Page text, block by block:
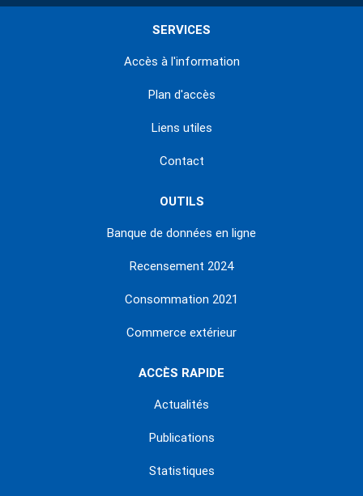
SERVICES
Accès à l'information
Plan d'accès
Liens utiles
Contact
OUTILS
Banque de données en ligne
Recensement 2024
Consommation 2021
Commerce extérieur
ACCÈS RAPIDE
Actualités
Publications
Statistiques